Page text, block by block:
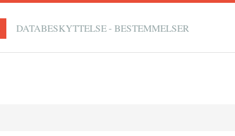
DATABESKYTTELSE - BESTEMMELSER